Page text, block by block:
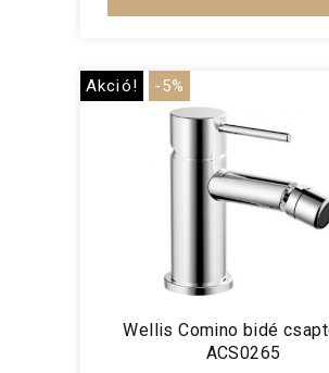
Akció! -5%
Wellis Comino bidé
ACS0265